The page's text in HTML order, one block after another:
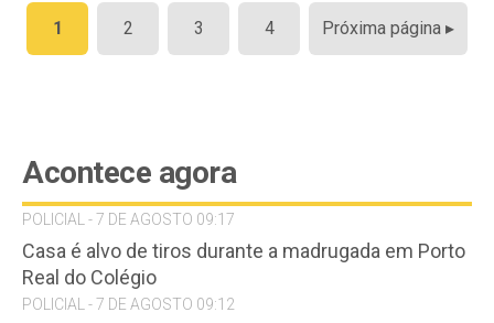
Paginação
de
1 2 3 4 Próxima página ▸
Acontece agora
POLICIAL - 7 DE AGOSTO 09:17
Casa é alvo de tiros durante a madrugada em Porto
Real do Colégio
POLICIAL - 7 DE AGOSTO 09:12